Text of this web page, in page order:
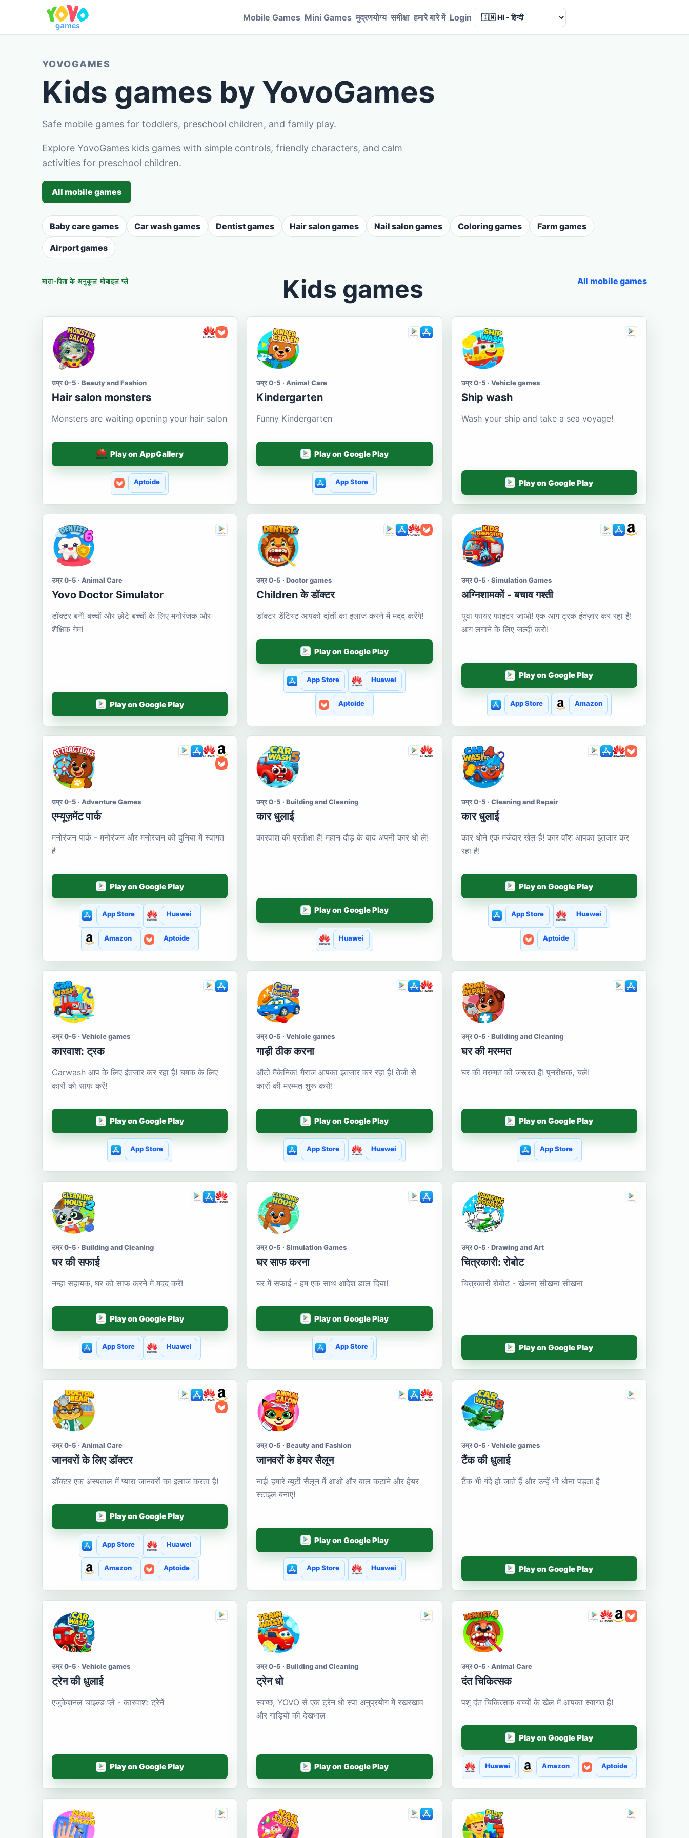
Mobile Games Mini Games मुद्रणयोग्य समीक्षा हमारे बारे में Login Language
YOVOGAMES
Kids games by YovoGames
Safe mobile games for toddlers, preschool children, and family play.
Explore YovoGames kids games with simple controls, friendly characters, and calm
activities for preschool children.
All mobile games
Baby care games Car wash games Dentist games Hair salon games Nail salon games Coloring games Farm games
Airport games
माता-पिता के अनुकूल मोबाइल प्ले Kids games All mobile games
उम्र 0-5 · Beauty and Fashion
Hair salon monsters
Monsters are waiting opening your hair salon
Play on AppGallery
Aptoide
उम्र 0-5 · Animal Care
Kindergarten
Funny Kindergarten
Play on Google Play
App Store
उम्र 0-5 · Vehicle games
Ship wash
Wash your ship and take a sea voyage!
Play on Google Play
उम्र 0-5 · Animal Care
Yovo Doctor Simulator
डॉक्टर बनें! बच्चों और छोटे बच्चों के लिए मनोरंजक और
शैक्षिक गेम!
Play on Google Play
उम्र 0-5 · Doctor games
Сhildren के डॉक्टर
डॉक्टर डेंटिस्ट आपको दांतों का इलाज करने में मदद करेंगे!
Play on Google Play
App Store Huawei
Aptoide
उम्र 0-5 · Simulation Games
अग्निशामकों - बचाव गश्ती
युवा फायर फाइटर जाओ! एक आग ट्रक इंतज़ार कर रहा है!
आग लगाने के लिए जल्दी करो!
Play on Google Play
App Store Amazon
उम्र 0-5 · Adventure Games
एम्यूज़मेंट पार्क
मनोरंजन पार्क - मनोरंजन और मनोरंजन की दुनिया में स्वागत
है
Play on Google Play
App Store Huawei
Amazon Aptoide
उम्र 0-5 · Building and Cleaning
कार धुलाई
कारवाश की प्रतीक्षा है! महान दौड़ के बाद अपनी कार धो लें!
Play on Google Play
Huawei
उम्र 0-5 · Cleaning and Repair
कार धुलाई
कार धोने एक मजेदार खेल है! कार वॉश आपका इंतजार कर
रहा है!
Play on Google Play
App Store Huawei
Aptoide
उम्र 0-5 · Vehicle games
कारवाश: ट्रक
Carwash आप के लिए इंतजार कर रहा है! चमक के लिए
कारों को साफ करें!
Play on Google Play
App Store
उम्र 0-5 · Vehicle games
गाड़ी ठीक करना
ऑटो मैकेनिक! गैराज आपका इंतजार कर रहा है! तेजी से
कारों की मरम्मत शुरू करो!
Play on Google Play
App Store Huawei
उम्र 0-5 · Building and Cleaning
घर की मरम्मत
घर की मरम्मत की जरूरत है! पुनरीक्षक, चलें!
Play on Google Play
App Store
उम्र 0-5 · Building and Cleaning
घर की सफाई
नन्हा सहायक, घर को साफ करने में मदद करें!
Play on Google Play
App Store Huawei
उम्र 0-5 · Simulation Games
घर साफ करना
घर में सफाई - हम एक साथ आदेश डाल दिया!
Play on Google Play
App Store
उम्र 0-5 · Drawing and Art
चित्रकारी: रोबोट
चित्रकारी रोबोट - खेलना सीखना सीखना
Play on Google Play
उम्र 0-5 · Animal Care
जानवरों के लिए डॉक्टर
डॉक्टर एक अस्पताल में प्यारा जानवरों का इलाज करता है!
Play on Google Play
App Store Huawei
Amazon Aptoide
उम्र 0-5 · Beauty and Fashion
जानवरों के हेयर सैलून
नाई! हमारे ब्यूटी सैलून में आओ और बाल कटाने और हेयर
स्टाइल बनाएं!
Play on Google Play
App Store Huawei
उम्र 0-5 · Vehicle games
टैंक की धुलाई
टैंक भी गंदे हो जाते हैं और उन्हें भी धोना पड़ता है
Play on Google Play
उम्र 0-5 · Vehicle games
ट्रेन की धुलाई
एजुकेशनल चाइल्ड प्ले - कारवाश: ट्रेनें
Play on Google Play
उम्र 0-5 · Building and Cleaning
ट्रेन धो
स्वच्छ, YOVO से एक ट्रेन धो स्पा अनुप्रयोग में रखरखाव
और गाड़ियों की देखभाल
Play on Google Play
उम्र 0-5 · Animal Care
दंत चिकित्सक
पशु दंत चिकित्सक बच्चों के खेल में आपका स्वागत है!
Play on Google Play
Huawei Amazon Aptoide